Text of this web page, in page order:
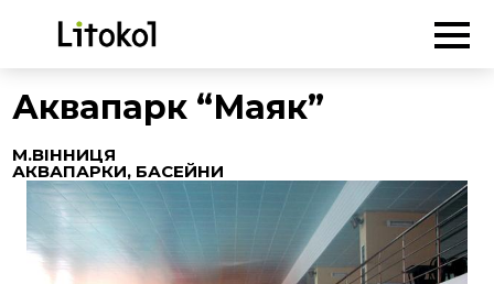
ГОЛОВНА -Об'єкти Аквапарк “Маяк”
Аквапарк “Маяк”
М.ВІННИЦЯ
АКВАПАРКИ, БАСЕЙНИ